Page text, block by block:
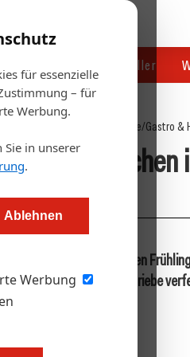
für essenzielle
– für
Werbung.
in unserer
.
Ablehnen
Werbung
Handel & Hersteller
Startseite/Gastro &
Tiroler Wirtshäuser lässt den
70 Mitgliedsbetriebe
und Co aus Tirol.